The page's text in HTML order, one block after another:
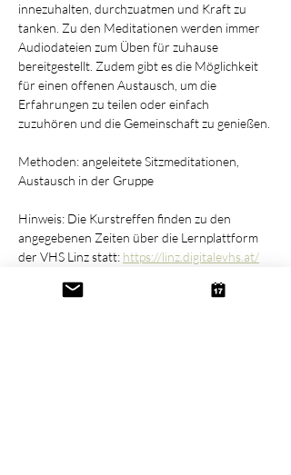
innezuhalten, durchzuatmen und Kraft zu
tanken. Zu den Meditationen werden immer
Audiodateien zum Üben für zuhause
bereitgestellt. Zudem gibt es die Möglichkeit
für einen offenen Austausch, um die
Erfahrungen zu teilen oder einfach
zuzuhören und die Gemeinschaft zu genießen.
Methoden: angeleitete Sitzmeditationen,
Austausch in der Gruppe
Hinweis: Die Kurstreffen finden zu den
angegebenen Zeiten über die Lernplattform
der VHS Linz statt: https://linz.digitalevhs.at/
Die Zugangsdaten zur Lernplattform erhalten